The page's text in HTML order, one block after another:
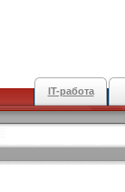
IT-работа